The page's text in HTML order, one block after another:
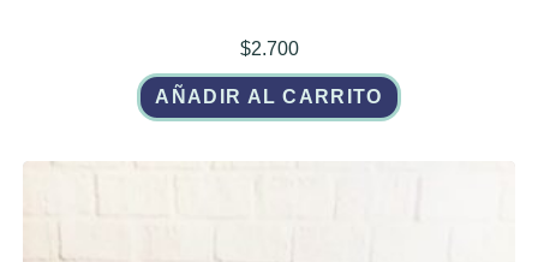
$2.700
AÑADIR AL CARRITO